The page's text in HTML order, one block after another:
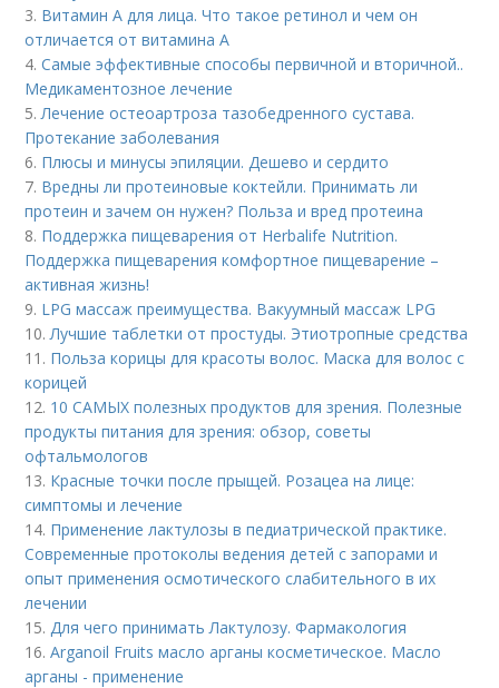
3. Витамин A для лица. Что такое ретинол и чем он
отличается от витамина А
4.Самые эффективные способы первичной и вторичной..
Медикаментозное лечение
5.Лечение остеоартроза тазобедренного сустава.
Протекание заболевания
6. Плюсы и минусы эпиляции. Дешево и сердито
7. Вредны ли протеиновые коктейли. Принимать ли
протеин и зачем он нужен? Польза и вред протеина
8. Поддержка пищеварения от Herbalife Nutrition.
Поддержка пищеварения комфортное пищеварение –
активная жизнь!
9. LPG массаж преимущества. Вакуумный массаж LPG
10.Лучшие таблетки от простуды. Этиотропные средства
11. Польза корицы для красоты волос. Маска для волос с
корицей
12. 10 САМЫХ полезных продуктов для зрения. Полезные
продукты питания для зрения: обзор, советы
офтальмологов
13. Красные точки после прыщей. Розацеа на лице:
симптомы и лечение
14. Применение лактулозы в педиатрической практике.
Современные протоколы ведения детей с запорами и
опыт применения осмотического слабительного в их
лечении
15.Для чего принимать Лактулозу. Фармакология
16.Arganoil Fruits масло арганы косметическое. Масло
арганы - применение